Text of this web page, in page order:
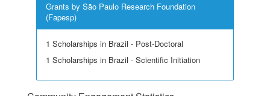
Grants by São Paulo Research Foundation
(Fapesp)
1 Scholarships in Brazil - Post-Doctoral
1 Scholarships in Brazil - Scientific Initiation